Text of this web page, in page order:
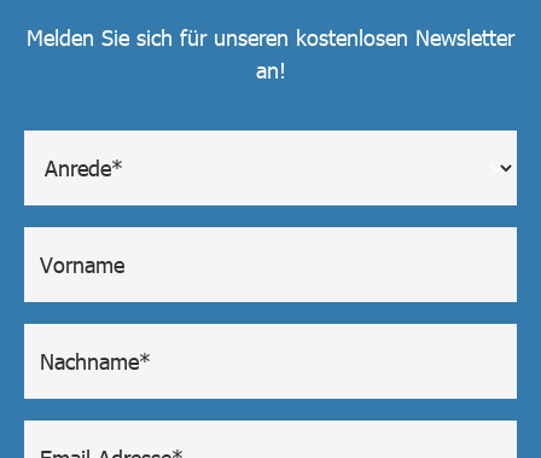
Melden Sie sich für unseren kostenlosen Newsletter
an!